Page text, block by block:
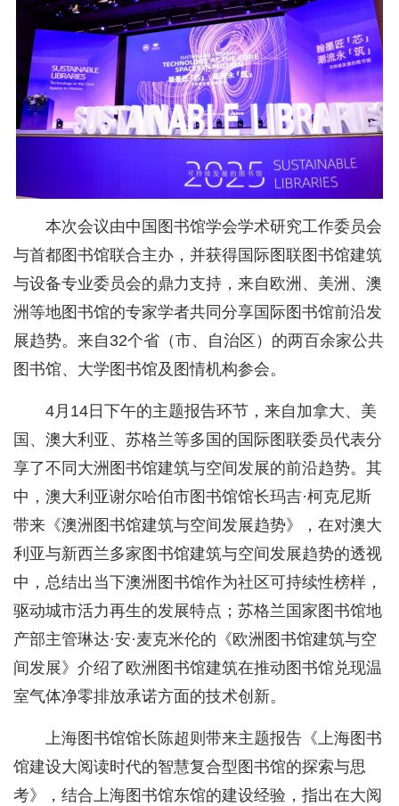
本次会议由中国图书馆学会学术研究工作委员会
与首都图书馆联合主办，并获得国际图联图书馆建筑
与设备专业委员会的鼎力支持，来自欧洲、美洲、澳
洲等地图书馆的专家学者共同分享国际图书馆前沿发
展趋势。来自32个省（市、自治区）的两百余家公共
图书馆、大学图书馆及图情机构参会。
4月14日下午的主题报告环节，来自加拿大、美
国、澳大利亚、苏格兰等多国的国际图联委员代表分
享了不同大洲图书馆建筑与空间发展的前沿趋势。其
中，澳大利亚谢尔哈伯市图书馆馆长玛吉·柯克尼斯
带来《澳洲图书馆建筑与空间发展趋势》，在对澳大
利亚与新西兰多家图书馆建筑与空间发展趋势的透视
中，总结出当下澳洲图书馆作为社区可持续性榜样，
驱动城市活力再生的发展特点；苏格兰国家图书馆地
产部主管琳达·安·麦克米伦的《欧洲图书馆建筑与空
间发展》介绍了欧洲图书馆建筑在推动图书馆兑现温
室气体净零排放承诺方面的技术创新。
上海图书馆馆长陈超则带来主题报告《上海图书
馆建设大阅读时代的智慧复合型图书馆的探索与思
考》，结合上海图书馆东馆的建设经验，指出在大阅